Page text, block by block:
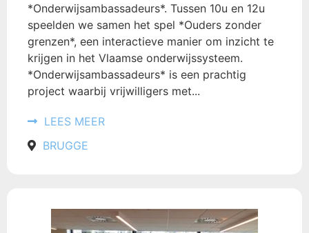
*Onderwijsambassadeurs*. Tussen 10u en 12u
speelden we samen het spel *Ouders zonder
grenzen*, een interactieve manier om inzicht te
krijgen in het Vlaamse onderwijssysteem.
*Onderwijsambassadeurs* is een prachtig
project waarbij vrijwilligers met...
LEES MEER
BRUGGE